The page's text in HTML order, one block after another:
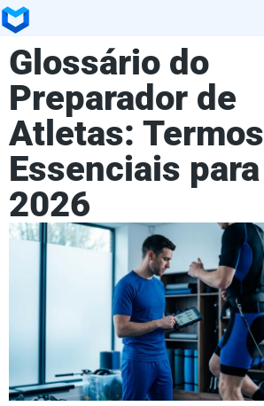
Glossário do
Preparador de
Atletas: Termos
Essenciais para
2026